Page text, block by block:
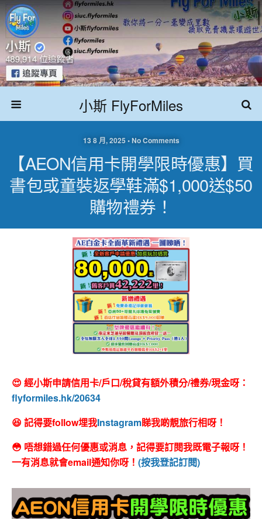
小斯 FlyForMiles
13 8 月, 2025 • No Comments
【AEON信用卡開學限時優惠】買
書包或童裝返學鞋滿$1,000送$50
購物禮券！
😍 經小斯申請信用卡/戶口/稅貸有額外積分/禮券/現金呀：
flyformiles.hk/20634
😆 記得要follow埋我Instagram睇我啲靚旅行相呀！
😳 唔想錯過任何優惠或消息，記得要訂閱我既電子報呀！
一有消息就會email通知你呀！ (按我登記訂閱)